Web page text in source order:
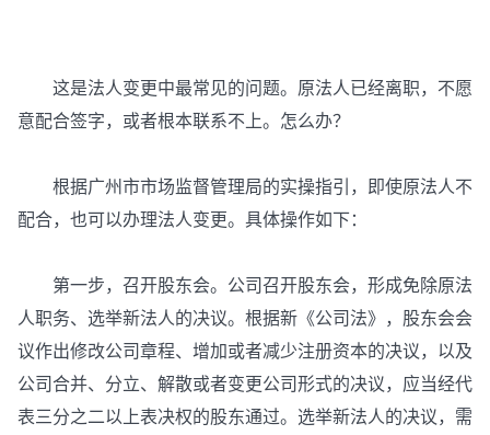
这是法人变更中最常见的问题。原法人已经离职，不愿
意配合签字，或者根本联系不上。怎么办？
根据广州市市场监督管理局的实操指引，即使原法人不
配合，也可以办理法人变更。具体操作如下：
第一步，召开股东会。公司召开股东会，形成免除原法
人职务、选举新法人的决议。根据新《公司法》，股东会会
议作出修改公司章程、增加或者减少注册资本的决议，以及
公司合并、分立、解散或者变更公司形式的决议，应当经代
表三分之二以上表决权的股东通过。选举新法人的决议，需